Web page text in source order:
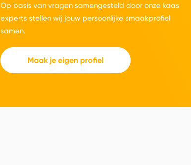
Op basis van vragen samengesteld door onze kaas
experts stellen wij jouw persoonlijke smaakprofiel
samen.
Maak je eigen profiel